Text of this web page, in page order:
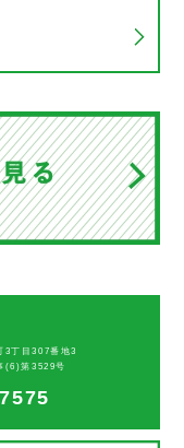
3丁目307番地3
(6)第3529号